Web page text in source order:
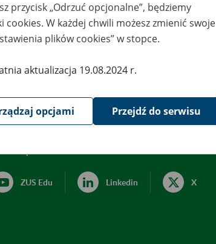
ZUS Edu Linkedin X
przycisk „Odrzuć opcjonalne”, będziemy
W każdej chwili możesz zmienić swoje
plików cookies” w stopce.
aktualizacja 19.08.2024 r.
opcjami Przejdź do serwisu